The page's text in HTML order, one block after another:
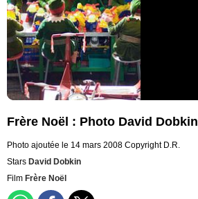
Frère Noël : Photo David Dobkin
Photo ajoutée le 14 mars 2008 Copyright D.R.
Stars David Dobkin
Film Frère Noël